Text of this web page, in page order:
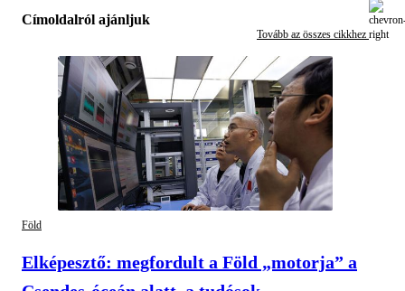
Címoldalról ajánljuk
Tovább az összes cikkhez
Föld
Elképesztő: megfordult a Föld „motorja” a